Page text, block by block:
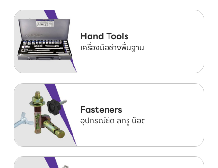
Hand Tools
เครื่องมือช่างพื้นฐาน
Fasteners
อุปกรณ์ยึด สกรู น็อต